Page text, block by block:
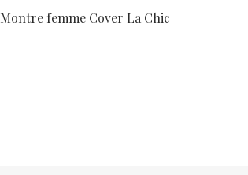
Montre femme Cover La Chic